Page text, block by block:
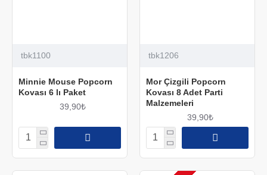
tbk1100
Minnie Mouse Popcorn
Kovası 6 lı Paket
39,90₺
tbk1206
Mor Çizgili Popcorn
Kovası 8 Adet Parti
Malzemeleri
39,90₺